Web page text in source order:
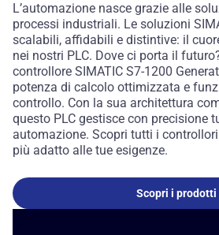
L’automazione nasce grazie alle
processi industriali. Le soluzioni
scalabili, affidabili e distintive: il
nei nostri PLC. Dove ci porta il
controllore SIMATIC S7-1200
potenza di calcolo ottimizzata e
controllo. Con la sua architettura
questo PLC gestisce con precisione
automazione. Scopri tutti i controllori
più adatto alle tue esigenze.
Scopri i prodotti